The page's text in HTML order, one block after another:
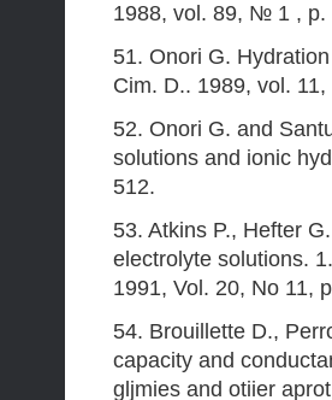
1988, vol. 89, № 1 , p.
51. Onori G.
Cim. D.. 1989, vol.
52. Onori G. and
solutions and ionic
512.
53. Atkins P., Hefter
electrolyte solutions.
1991, Vol. 20, No 11,
54. Brouillette D.,
capacity and
gljmies and otiier